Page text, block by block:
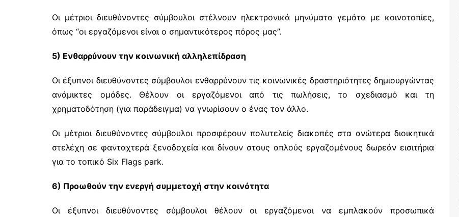
Οι μέτριοι διευθύνοντες σύμβουλοι στέλνουν ηλεκτρονικά μηνύματα γεμάτα με κοινοτοπίες,
όπως “οι εργαζόμενοι είναι ο σημαντικότερος πόρος μας”.
5) Ενθαρρύνουν την κοινωνική αλληλεπίδραση
Οι έξυπνοι διευθύνοντες σύμβουλοι ενθαρρύνουν τις κοινωνικές δραστηριότητες δημιουργώντας
ανάμικτες ομάδες. Θέλουν οι εργαζόμενοι από τις πωλήσεις, το σχεδιασμό και τη
χρηματοδότηση (για παράδειγμα) να γνωρίσουν ο ένας τον άλλο.
Οι μέτριοι διευθύνοντες σύμβουλοι προσφέρουν πολυτελείς διακοπές στα ανώτερα διοικητικά
στελέχη σε φανταχτερά ξενοδοχεία και δίνουν στους απλούς εργαζομένους δωρεάν εισιτήρια
για το τοπικό Six Flags park.
6) Προωθούν την ενεργή συμμετοχή στην κοινότητα
Οι έξυπνοι διευθύνοντες σύμβουλοι θέλουν οι εργαζόμενοι να εμπλακούν προσωπικά